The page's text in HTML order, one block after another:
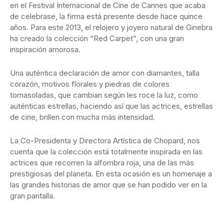
en el Festival Internacional de Cine de Cannes que acaba
de celebrase, la firma está presente desde hace quince
años. Para este 2013, el relojero y joyero natural de Ginebra
ha creado la colección “Red Carpet”, con una gran
inspiración amorosa.
Una auténtica declaración de amor con diamantes, talla
corazón, motivos florales y piedras de colores
tornasoladas, que cambian según les roce la luz, como
auténticas estrellas, haciendo así que las actrices, estrellas
de cine, brillen con mucha más intensidad.
La Co-Presidenta y Directora Artística de Chopard, nos
cuenta que la colección está totalmente inspirada en las
actrices que recorren la alfombra roja, una de las más
prestigiosas del planeta. En esta ocasión es un homenaje a
las grandes historias de amor que se han podido ver en la
gran pantalla.